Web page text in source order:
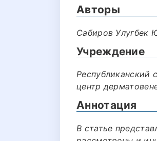
Авторы
Сабиров Улугбек
Учреждение
Республиканский
центр
Аннотация
В статье